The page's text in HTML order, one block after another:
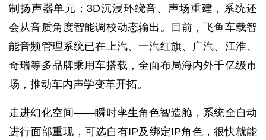
首
页
制扬声器单元；3D沉浸环绕音、声场重建，系统还
会从音质角度智能调校动态输出。目前，飞鱼车载智
能音频管理系统已在上汽、一汽红旗、广汽、江淮、
奇瑞等多品牌乘用车搭载，全面布局海内外千亿级市
场，推动车内声学变革开拓。
走进幻化空间——瞬时孪生角色智造舱，系统全自动
进行面部重现，可选自有IP及绑定IP角色，很快就能